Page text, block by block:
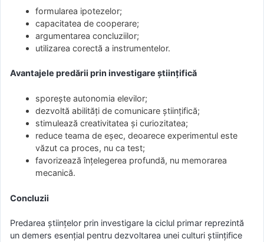
formularea ipotezelor;
capacitatea de cooperare;
argumentarea concluziilor;
utilizarea corectă a instrumentelor.
Avantajele predării prin investigare științifică
sporește autonomia elevilor;
dezvoltă abilități de comunicare științifică;
stimulează creativitatea și curiozitatea;
reduce teama de eșec, deoarece experimentul este
văzut ca proces, nu ca test;
favorizează înțelegerea profundă, nu memorarea
mecanică.
Concluzii
Predarea științelor prin investigare la ciclul primar reprezintă
un demers esențial pentru dezvoltarea unei culturi științifice